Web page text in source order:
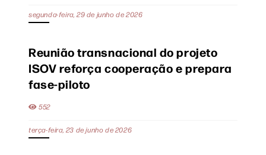
segunda-feira, 29 de junho de 2026
Reunião transnacional do projeto
ISOV reforça cooperação e prepara
fase-piloto
552
terça-feira, 23 de junho de 2026